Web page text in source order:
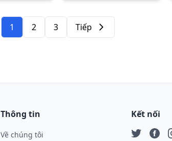
1 2 3 Tiếp
Tiếp
Thông tin
Về chúng tôi
Kết nối